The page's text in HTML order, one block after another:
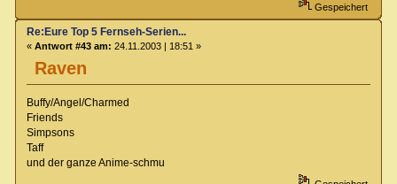
Gespeichert
Raven
Re:Eure Top 5 Fernseh-Serien...
« Antwort #43 am: 24.11.2003 | 18:51 »
Buffy/Angel/Charmed
Friends
Simpsons
Taff
und der ganze Anime-schmu